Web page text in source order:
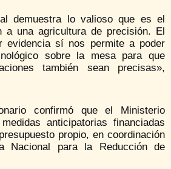
demuestra lo valioso que es el
a una agricultura de precisión. El
evidencia sí nos permite a poder
sobre la mesa para que
también sean precisas»,
confirmó que el Ministerio
anticipatorias financiadas
propio, en coordinación
Nacional para la Reducción de